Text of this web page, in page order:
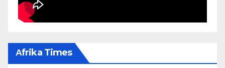
Αfrika Times